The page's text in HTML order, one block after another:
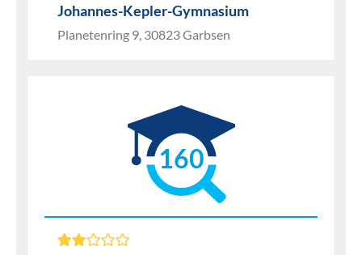
Johannes-Kepler-Gymnasium
Planetenring 9, 30823 Garbsen
160